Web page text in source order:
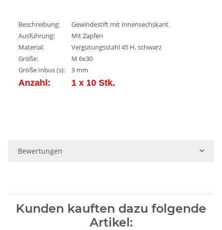
Beschreibung:
Gewindestift mit Innensechskant
Ausführung:
Mit Zapfen
Material:
Vergütungsstahl 45 H, schwarz
Größe:
M 6x30
Größe Inbus (s):
3 mm
Anzahl: 1 x 10 Stk.
Bewertungen
Kunden kauften dazu folgende
Artikel: